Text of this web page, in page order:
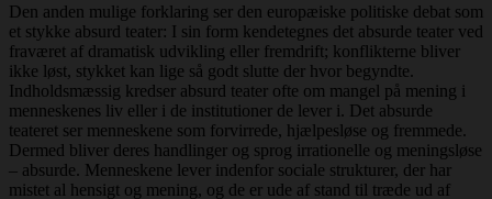
Den anden mulige forklaring ser den europæiske politiske debat som
et stykke absurd teater: I sin form kendetegnes det absurde teater ved
fraværet af dramatisk udvikling eller fremdrift; konflikterne bliver
ikke løst, stykket kan lige så godt slutte der hvor begyndte.
Indholdsmæssig kredser absurd teater ofte om mangel på mening i
menneskenes liv eller i de institutioner de lever i. Det absurde
teateret ser menneskene som forvirrede, hjælpesløse og fremmede.
Dermed bliver deres handlinger og sprog irrationelle og meningsløse
– absurde. Menneskene lever indenfor sociale strukturer, der har
mistet al hensigt og mening, og de er ude af stand til træde ud af